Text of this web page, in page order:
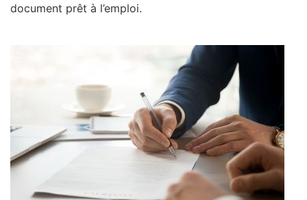
document prêt à l’emploi.